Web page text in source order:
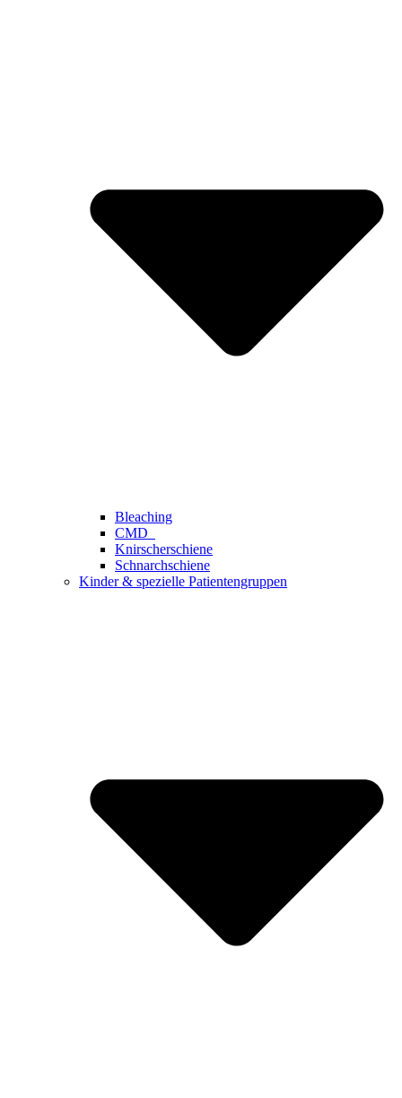
Bleaching
CMD
Knirscherschiene
Schnarchschiene
Kinder & spezielle Patientengruppen